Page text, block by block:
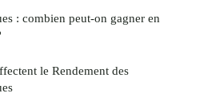
: combien peut-on gagner en
le Rendement des